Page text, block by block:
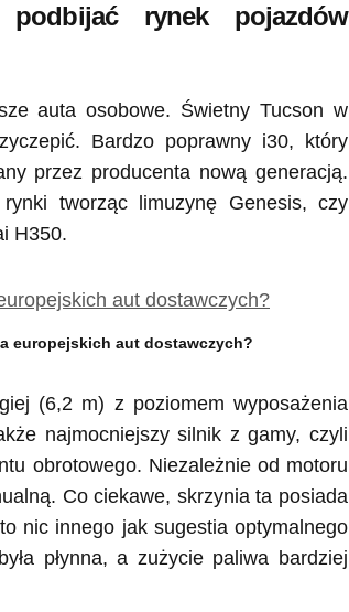
rynek pojazdów
auta osobowe. Świetny Tucson w
Bardzo poprawny i30, który
przez producenta nową generacją.
tworząc limuzynę Genesis, czy
H350.
europejskich aut dostawczych?
(6,2 m) z poziomem wyposażenia
najmocniejszy silnik z gamy, czyli
obrotowego. Niezależnie od motoru
Co ciekawe, skrzynia ta posiada
nic innego jak sugestia optymalnego
płynna, a zużycie paliwa bardziej